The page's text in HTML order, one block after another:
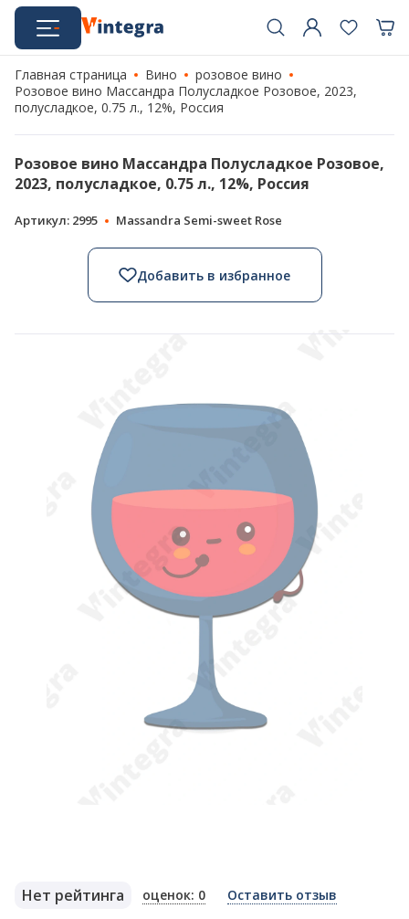
Главная страница Вино
розовое вино
Розовое вино Массандра Полусладкое Розовое, 2023,
полусладкое, 0.75 л., 12%, Россия
Розовое вино Массандра Полусладкое Розовое,
2023, полусладкое, 0.75 л., 12%, Россия
Артикул: 2995 Massandra Semi-sweet Rose
Добавить в избранное
Нет рейтинга оценок: 0 Оставить отзыв